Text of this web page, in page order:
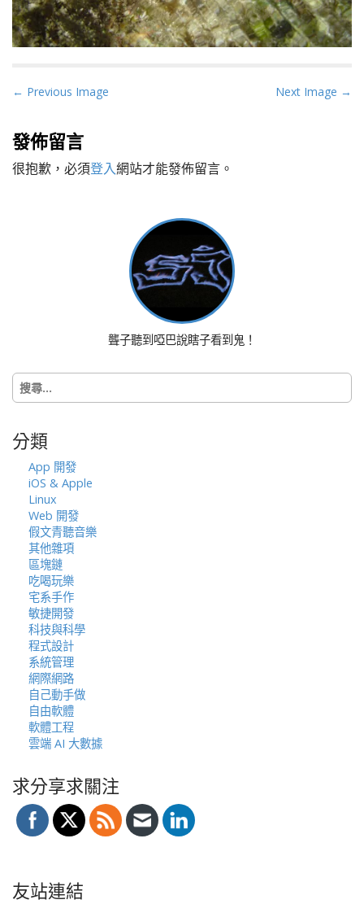
P
s
t
n
← Previous Image Next Image →
發佈留言
很抱歉，必須登入網站才能發佈留言。
聾子聽到啞巴說瞎子看到鬼！
搜
尋
字:
分類
App 開發
iOS & Apple
Linux
Web 開發
假文青聽音樂
其他雜項
區塊鏈
吃喝玩樂
宅系手作
敏捷開發
科技與科學
程式設計
系統管理
網際網路
自己動手做
自由軟體
軟體工程
雲端 AI 大數據
求分享求關注
友站連結